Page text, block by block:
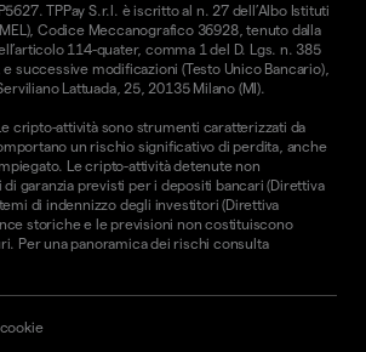
TPPay S.r.l. è iscritto al n. 27 dell’Albo Istituti
Codice Meccanografico 36928, tenuto dalla
114-quater, comma 1 del D. Lgs. n. 385
successive modificazioni (Testo Unico Bancario),
Lattuada, 25, 20135 Milano (MI).
cripto-attività sono strumenti caratterizzati da
un rischio significativo di perdita, anche
Le cripto-attività detenute non
garanzia previsti per i depositi bancari (Direttiva
di indennizzo degli investitori (Direttiva
storiche e le previsioni non costituiscono
Per una panoramica dei rischi consulta